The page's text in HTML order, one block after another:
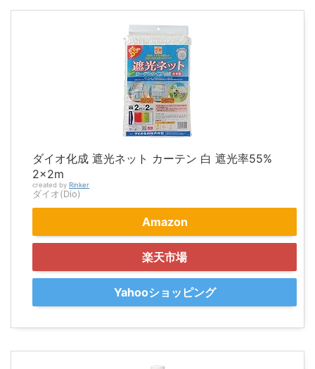
ダイオ化成 遮光ネット カーテン 白 遮光率55%
2×2m
created by Rinker
ダイオ(Dio)
Amazon
楽天市場
Yahooショッピング